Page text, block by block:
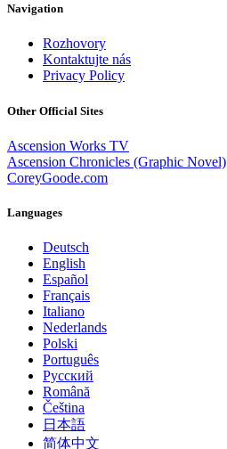
Navigation
Rozhovory
Kontaktujte nás
Privacy Policy
Other Official Sites
Ascension Works TV
Ascension Chronicles (Graphic Novel)
CoreyGoode.com
Languages
Deutsch
English
Español
Français
Italiano
Nederlands
Polski
Português
Pусский
Română
Čeština
日本語
简体中文